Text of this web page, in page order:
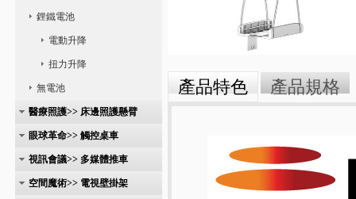
鋰鐵電池
電動升降
扭力升降
無電池
醫療照護>> 床邊照護懸臂
眼球革命>> 觸控桌車
視訊會議>> 多媒體推車
空間魔術>> 電視壁掛架
產品特色 產品規格